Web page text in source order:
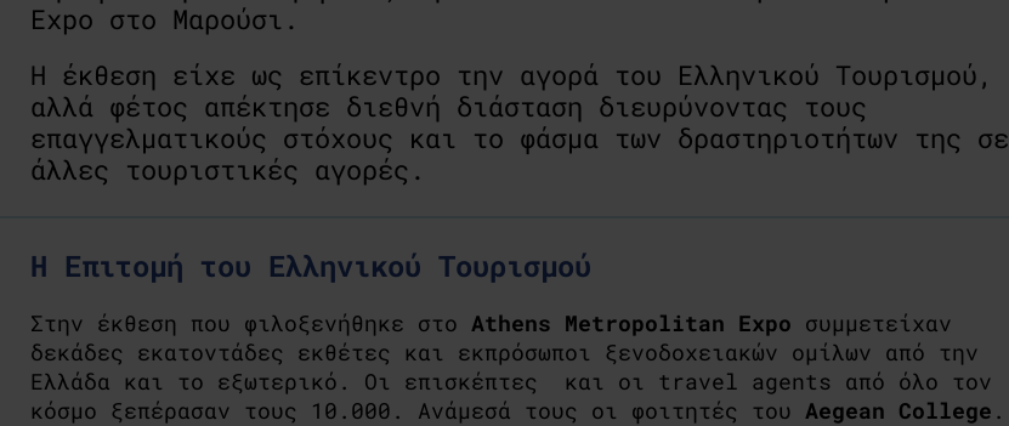
Expo στο Μαρούσι.
Η έκθεση είχε ως επίκεντρο την αγορά του Ελληνικού Τουρισμού,
αλλά φέτος απέκτησε διεθνή διάσταση διευρύνοντας τους
επαγγελματικούς στόχους και το φάσμα των δραστηριοτήτων της σε
άλλες τουριστικές αγορές.
Η Επιτομή του Ελληνικού Τουρισμού
Στην έκθεση που φιλοξενήθηκε στο Athens Metropolitan Expo συμμετείχαν
δεκάδες εκατοντάδες εκθέτες και εκπρόσωποι ξενοδοχειακών ομίλων από την
Ελλάδα και το εξωτερικό. Οι επισκέπτες και οι travel agents από όλο τον
κόσμο ξεπέρασαν τους 10.000. Ανάμεσά τους οι φοιτητές του Aegean College .